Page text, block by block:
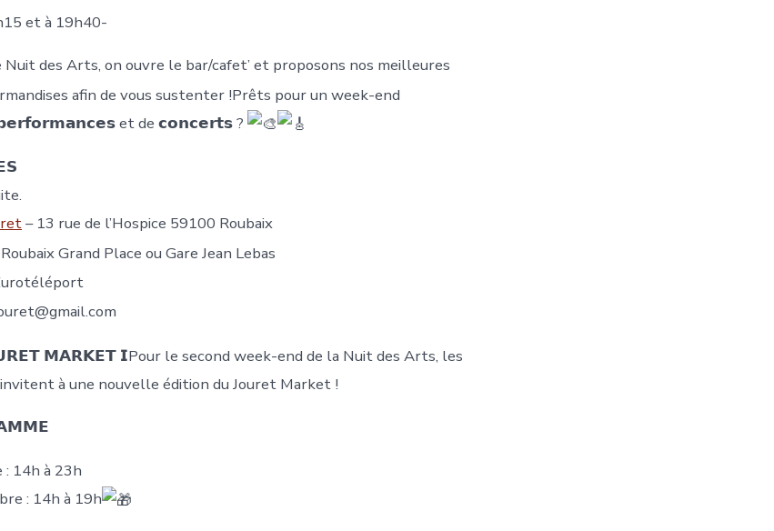
et à 19h40-
Nuit des Arts, on ouvre le bar/cafet’ et proposons nos meilleures
afin de vous sustenter !Prêts pour un week-end
et de 𝗰𝗼𝗻𝗰𝗲𝗿𝘁𝘀 ?
– 13 rue de l’Hospice 59100 Roubaix
Grand Place ou Gare Jean Lebas
𝗠𝗔𝗥𝗞𝗘𝗧 𝗜Pour le second week-end de la Nuit des Arts, les
à une nouvelle édition du Jouret Market !
: 14h à 23h
: 14h à 19h